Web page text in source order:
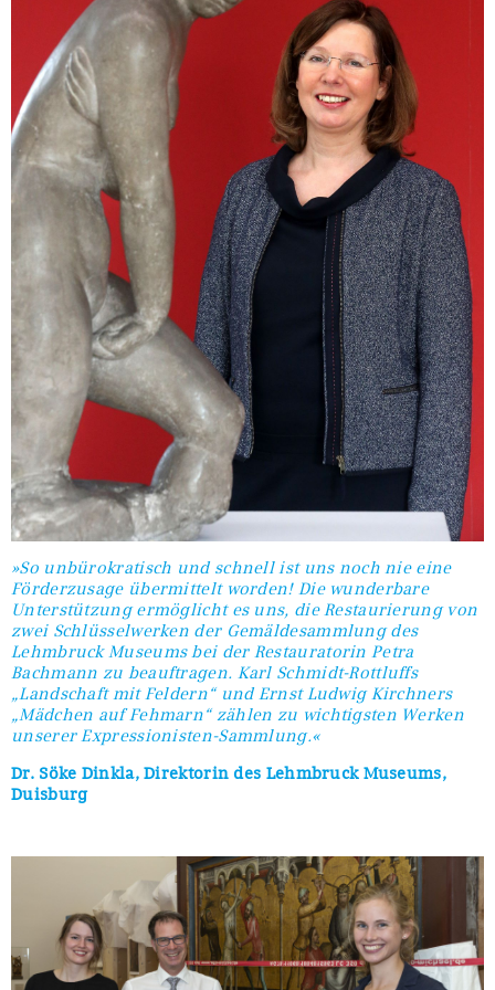
»So unbürokratisch und schnell ist uns noch nie eine
Förderzusage übermittelt worden! Die wunderbare
Unterstützung ermöglicht es uns, die Restaurierung von
zwei Schlüsselwerken der Gemäldesammlung des
Lehmbruck Museums bei der Restauratorin Petra
Bachmann zu beauftragen. Karl Schmidt-Rottluffs
„Landschaft mit Feldern“ und Ernst Ludwig Kirchners
„Mädchen auf Fehmarn“ zählen zu wichtigsten Werken
unserer Expressionisten-Sammlung.«
Dr. Söke Dinkla, Direktorin des Lehmbruck Museums,
Duisburg